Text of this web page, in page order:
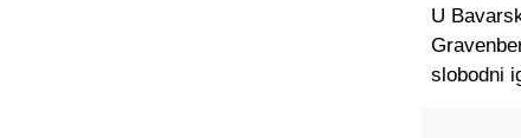
U
slobodni